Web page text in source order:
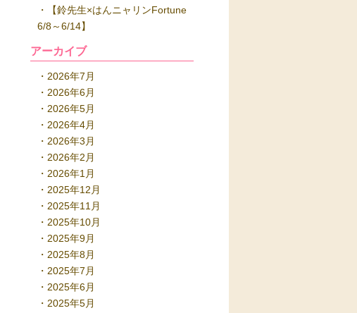
【鈴先生×はんニャリンFortune
6/8～6/14】
アーカイブ
2026年7月
2026年6月
2026年5月
2026年4月
2026年3月
2026年2月
2026年1月
2025年12月
2025年11月
2025年10月
2025年9月
2025年8月
2025年7月
2025年6月
2025年5月